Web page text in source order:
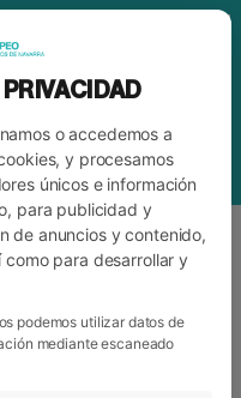
o accedemos a
y procesamos
únicos e información
para publicidad y
de anuncios y contenido,
para desarrollar y
podemos utilizar datos de
mediante escaneado